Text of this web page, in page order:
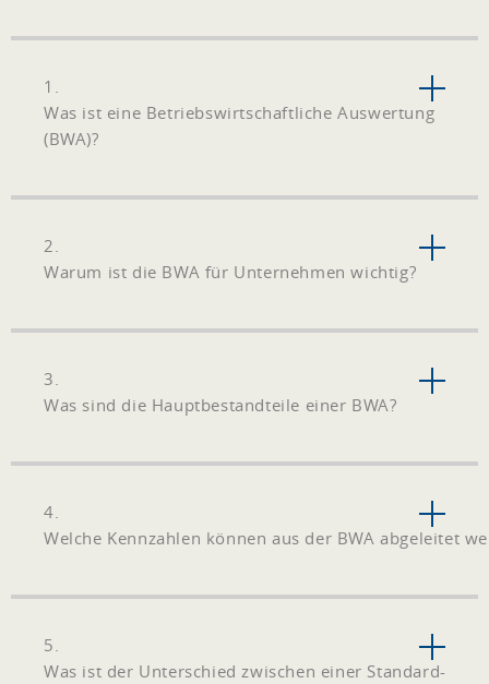
1.
Was ist eine Betriebswirtschaftliche Auswertung
(BWA)?
2.
Warum ist die BWA für Unternehmen wichtig?
3.
Was sind die Hauptbestandteile einer BWA?
4.
Welche Kennzahlen können aus der BWA abgeleitet
5.
Was ist der Unterschied zwischen einer Standard-